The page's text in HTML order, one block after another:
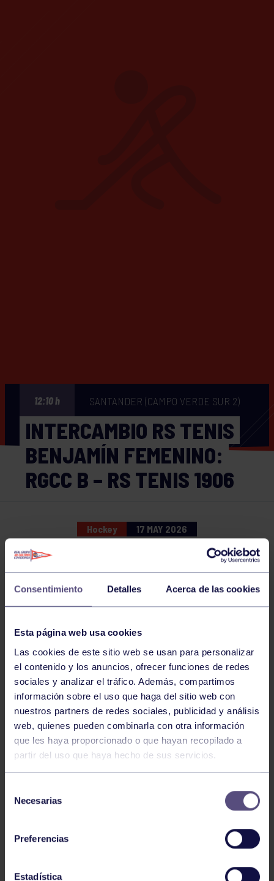
Consentimiento Detalles Acerca de las cookies
Esta página web usa cookies
Las cookies de este sitio web se usan para personalizar
el contenido y los anuncios, ofrecer funciones de redes
sociales y analizar el tráfico. Además, compartimos
información sobre el uso que haga del sitio web con
nuestros partners de redes sociales, publicidad y análisis
web, quienes pueden combinarla con otra información
que les haya proporcionado o que hayan recopilado a
partir del uso que haya hecho de sus servicios.
Necesarias
Preferencias
Estadística
12:10 h SANTANDER (CAMPO VERDE SUR 2)
INTERCAMBIO RS TENIS
BENJAMÍN FEMENINO:
RGCC B – RS TENIS 1906
Hockey 17 MAY 2026
NOTICIAS RELACIONADAS
Hockey 28 Jul 2026
ÓSCAR PALOMERO, RUMBO AL
MUNDIAL